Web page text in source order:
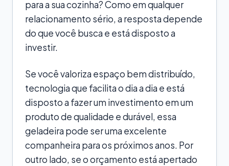
para a sua cozinha? Como em qualquer
relacionamento sério, a resposta depende
do que você busca e está disposto a
investir.
Se você valoriza espaço bem distribuído,
tecnologia que facilita o dia a dia e está
disposto a fazer um investimento em um
produto de qualidade e durável, essa
geladeira pode ser uma excelente
companheira para os próximos anos. Por
outro lado, se o orçamento está apertado